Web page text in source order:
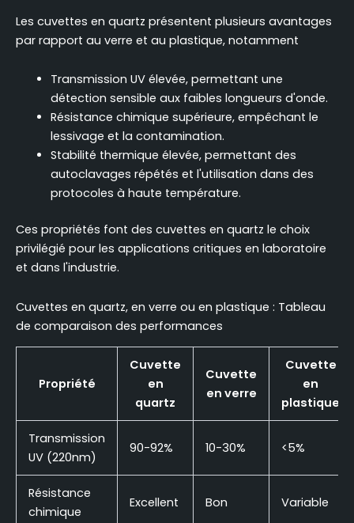
Les cuvettes en quartz présentent plusieurs avantages
par rapport au verre et au plastique, notamment
Transmission UV élevée, permettant une
détection sensible aux faibles longueurs d'onde.
Résistance chimique supérieure, empêchant le
lessivage et la contamination.
Stabilité thermique élevée, permettant des
autoclavages répétés et l'utilisation dans des
protocoles à haute température.
Ces propriétés font des cuvettes en quartz le choix
privilégié pour les applications critiques en laboratoire
et dans l'industrie.
Cuvettes en quartz, en verre ou en plastique : Tableau
de comparaison des performances
Propriété
Cuvette
en
quartz
Cuvette
en verre
Cuvette
en
plastique
Transmission
UV (220nm)
90-92% 10-30% <5%
Résistance
chimique
Excellent Bon Variable